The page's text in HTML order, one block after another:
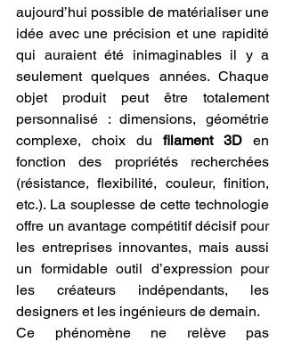
aujourd’hui possible de matérialiser une
idée avec une précision et une rapidité
qui auraient été inimaginables il y a
seulement quelques années. Chaque
objet produit peut être totalement
personnalisé : dimensions, géométrie
complexe, choix du filament 3D en
fonction des propriétés recherchées
(résistance, flexibilité, couleur, finition,
etc.). La souplesse de cette technologie
offre un avantage compétitif décisif pour
les entreprises innovantes, mais aussi
un formidable outil d’expression pour
les créateurs indépendants, les
designers et les ingénieurs de demain.
Ce phénomène ne relève pas